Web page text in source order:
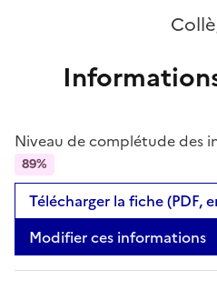
Niveau de complétude des
89%
Télécharger la fiche (PDF,
Modifier ces informations